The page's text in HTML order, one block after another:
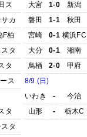
ス
カ
F柏
タ
タ
ス
タ
スタ
大宮
1-0
新潟
磐田
1-1
秋田
宮崎
0-1 横浜FC
大分
0-1
湘南
鳥栖
2-0
甲府
8/9 (日)
いわき
-
今治
山形
- 栃木C